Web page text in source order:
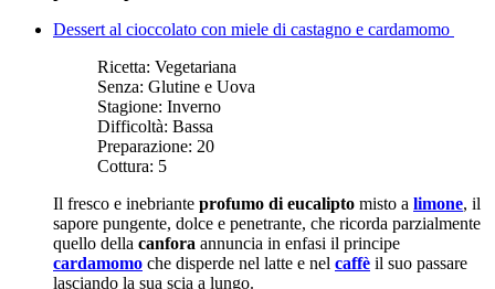
Dessert al cioccolato con miele di castagno e cardamomo
Ricetta: Vegetariana
Senza: Glutine e Uova
Stagione: Inverno
Difficoltà: Bassa
Preparazione: 20
Cottura: 5
Il fresco e inebriante profumo di eucalipto misto a limone, il
sapore pungente, dolce e penetrante, che ricorda parzialmente
quello della canfora annuncia in enfasi il principe
cardamomo che disperde nel latte e nel caffè il suo passare
lasciando la sua scia a lungo.